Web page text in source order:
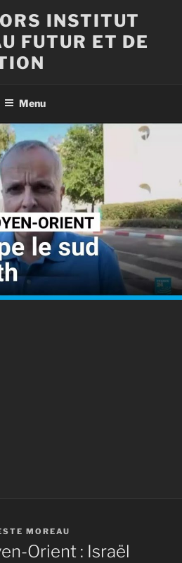
INSTITUT
FUTUR ET DE
Menu
MOREAU
Orient : Israël